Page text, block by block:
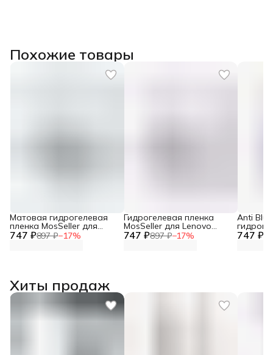
Похожие товары
747 ₽897 ₽−17%
Матовая гидрогелевая
пленка MosSeller для
Lenovo Legion Y70 747 ₽897 ₽−17%
Гидрогелевая пленка
MosSeller для Lenovo
Legion Y70 747 ₽
Anti
Хиты продаж